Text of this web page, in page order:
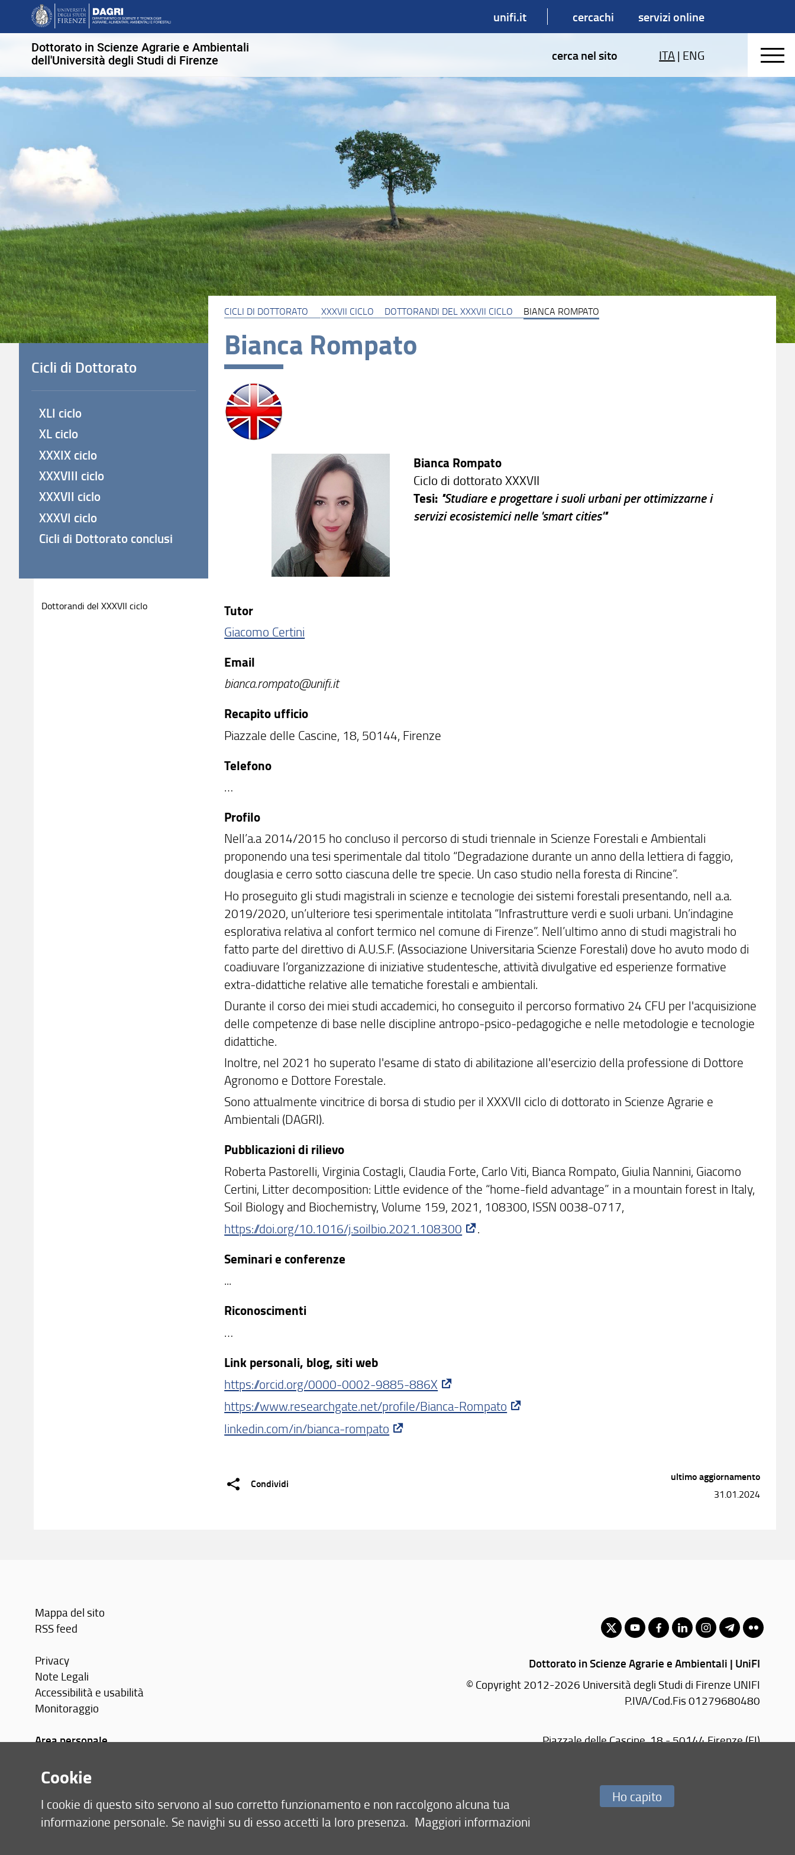
unifi.it cercachi servizi online
Dottorato in Scienze Agrarie e Ambientali
dell'Università degli Studi di Firenze
cerca nel sito ITA| ENG
CICLI DI DOTTORATO XXXVII CICLO DOTTORANDI DEL XXXVII CICLO BIANCA ROMPATO
Bianca Rompato
Bianca Rompato
Ciclo di dottorato XXXVII
Tesi: "Studiare e progettare i suoli urbani per ottimizzarne i
servizi ecosistemici nelle 'smart cities'"
Tutor
Giacomo Certini
Email
bianca.rompato@unifi.it
Recapito ufficio
Piazzale delle Cascine, 18, 50144, Firenze
Telefono
…
Profilo
Nell’a.a 2014/2015 ho concluso il percorso di studi triennale in Scienze Forestali e Ambientali
proponendo una tesi sperimentale dal titolo “Degradazione durante un anno della lettiera di faggio,
douglasia e cerro sotto ciascuna delle tre specie. Un caso studio nella foresta di Rincine”.
Ho proseguito gli studi magistrali in scienze e tecnologie dei sistemi forestali presentando, nell a.a.
2019/2020, un’ulteriore tesi sperimentale intitolata “Infrastrutture verdi e suoli urbani. Un’indagine
esplorativa relativa al confort termico nel comune di Firenze”. Nell’ultimo anno di studi magistrali ho
fatto parte del direttivo di A.U.S.F. (Associazione Universitaria Scienze Forestali) dove ho avuto modo di
coadiuvare l’organizzazione di iniziative studentesche, attività divulgative ed esperienze formative
extra-didattiche relative alle tematiche forestali e ambientali.
Durante il corso dei miei studi accademici, ho conseguito il percorso formativo 24 CFU per l'acquisizione
delle competenze di base nelle discipline antropo-psico-pedagogiche e nelle metodologie e tecnologie
didattiche.
Inoltre, nel 2021 ho superato l'esame di stato di abilitazione all'esercizio della professione di Dottore
Agronomo e Dottore Forestale.
Sono attualmente vincitrice di borsa di studio per il XXXVII ciclo di dottorato in Scienze Agrarie e
Ambientali (DAGRI).
Pubblicazioni di rilievo
Roberta Pastorelli, Virginia Costagli, Claudia Forte, Carlo Viti, Bianca Rompato, Giulia Nannini, Giacomo
Certini, Litter decomposition: Little evidence of the “home-field advantage” in a mountain forest in Italy,
Soil Biology and Biochemistry, Volume 159, 2021, 108300, ISSN 0038-0717,
https://doi.org/10.1016/j.soilbio.2021.108300
.
Seminari e conferenze
...
Riconoscimenti
…
Link personali, blog, siti web
https://orcid.org/0000-0002-9885-886X
https://www.researchgate.net/profile/Bianca-Rompato
linkedin.com/in/bianca-rompato
Condividi
Cicli di Dottorato
XLI ciclo
XL ciclo
XXXIX ciclo
XXXVIII ciclo
XXXVII ciclo
XXXVI ciclo
Cicli di Dottorato conclusi
Dottorandi del XXXVII ciclo
ultimo aggiornamento
31.01.2024
Mappa del sito
RSS feed
Privacy
Note Legali
Accessibilità e usabilità
Monitoraggio
Area personale
Dottorato in Scienze Agrarie e Ambientali | UniFI
© Copyright 2012-2026 Università degli Studi di Firenze UNIFI
P.IVA/Cod.Fis 01279680480
Piazzale delle Cascine, 18 - 50144 Firenze (FI)
PEC:dagri(AT)pec.unifi.it
Cookie
I cookie di questo sito servono al suo corretto funzionamento e non raccolgono alcuna tua
informazione personale. Se navighi su di esso accetti la loro presenza. Maggiori informazioni
Ho capito